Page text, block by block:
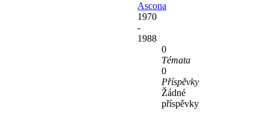
Ascona
1970
-
1988
0
Témata
0
Příspěvky
Žádné
příspěvky